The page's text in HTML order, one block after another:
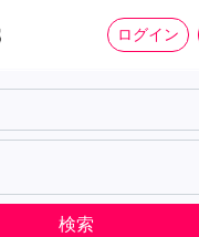
ログイン
検索